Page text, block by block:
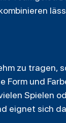
zu tragen,
Form und
Spielen
eignet sich